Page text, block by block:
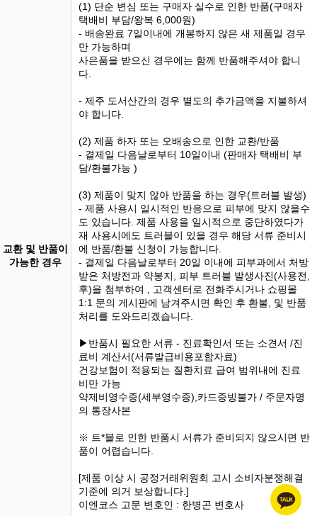
교환 및 반품이
가능한 경우
(1) 단순 변심 또는 구매자 실수로 인한 반품(구매자
택배비 부담/왕복 6,000원)
- 배송완료 7일이내에 개봉하지 않은 새 제품일 경우
만 가능하며
사은품을 받으신 경우에는 함께 반품해주셔야 합니
다.
- 제주 도서산간의 경우 별도의 추가금액을 지불하셔
야 합니다.
(2) 제품 하자 또는 오배송으로 인한 교환/반품
- 결제일 다음날로부터 10일이내 (판매자 택배비 부
담/환불가능 )
(3) 제품이 맞지 않아 반품을 하는 경우(트러블 발생)
- 제품 사용시 일시적인 반응으로 피부에 맞지 않을수
도 있습니다. 제품 사용을 일시적으로 중단하였다가
재 사용시에도 트러블이 있을 경우 해당 서류 준비시
에 반품/환불 신청이 가능합니다.
- 결제일 다음날로부터 20일 이내에 피부과에서 처방
받은 처방전과 약봉지, 피부 트러블 발생사진(사용전,
후)을 첨부하여 , 고객센터로 전화주시거나 쇼핑몰
1:1 문의 게시판에 남겨주시면 확인 후 환불, 및 반품
처리를 도와드리겠습니다.
▶반품시 필요한 서류 - 진료확인서 또는 소견서 /진
료비 계산서(서류발급비용포함자료)
건강보험이 적용되는 질환치료 급여 범위내에 진료
비만 가능
약제비영수증(세부영수증),카드증빙불가 / 주문자명
의 통장사본
※ 트*블로 인한 반품시 서류가 준비되지 않으시면 반
품이 어렵습니다.
[제품 이상 시 공정거래위원회 고시 소비자분쟁해결
기준에 의거 보상합니다.]
이엔코스 고문 변호인 : 한병곤 변호사